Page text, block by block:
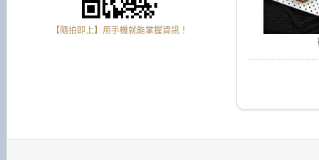
【隨拍即上】用手機就能掌握資訊！